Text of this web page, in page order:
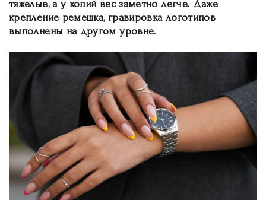
тяжелые, а у копий вес заметно легче. Даже
крепление ремешка, гравировка логотипов
выполнены на другом уровне.